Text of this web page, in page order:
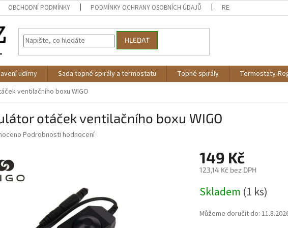
OBCHODNÍ PODMÍNKY PODMÍNKY OCHRANY OSOBNÍCH ÚDAJŮ REKLAMAČNÍ ŘÁD
HLEDAT
udírny Sada topné spirály a termostatu Topné spirály Termostaty-
ventilačního boxu WIGO
otáček ventilačního boxu WIGO
Podrobnosti hodnocení
149 Kč
123,14 Kč bez DPH
cena:
Skladem (1 ks)
Můžeme doručit do: